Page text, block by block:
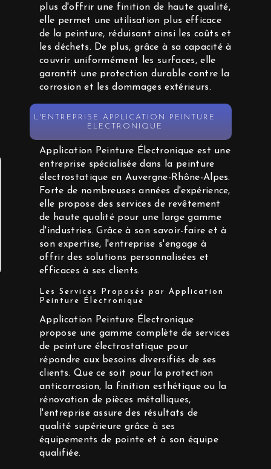
plus d'offrir une finition de haute qualité,
elle permet une utilisation plus efficace
de la peinture, réduisant ainsi les coûts et
les déchets. De plus, grâce à sa capacité à
couvrir uniformément les surfaces, elle
garantit une protection durable contre la
corrosion et les dommages extérieurs.
L'ENTREPRISE APPLICATION PEINTURE
ÉLECTRONIQUE
Application Peinture Électronique est une
entreprise spécialisée dans la peinture
électrostatique en Auvergne-Rhône-Alpes.
Forte de nombreuses années d'expérience,
elle propose des services de revêtement
de haute qualité pour une large gamme
d'industries. Grâce à son savoir-faire et à
son expertise, l'entreprise s'engage à
offrir des solutions personnalisées et
efficaces à ses clients.
Les Services Proposés par Application
Peinture Électronique
Application Peinture Électronique
propose une gamme complète de services
de peinture électrostatique pour
répondre aux besoins diversifiés de ses
clients. Que ce soit pour la protection
anticorrosion, la finition esthétique ou la
rénovation de pièces métalliques,
l'entreprise assure des résultats de
qualité supérieure grâce à ses
équipements de pointe et à son équipe
qualifiée.